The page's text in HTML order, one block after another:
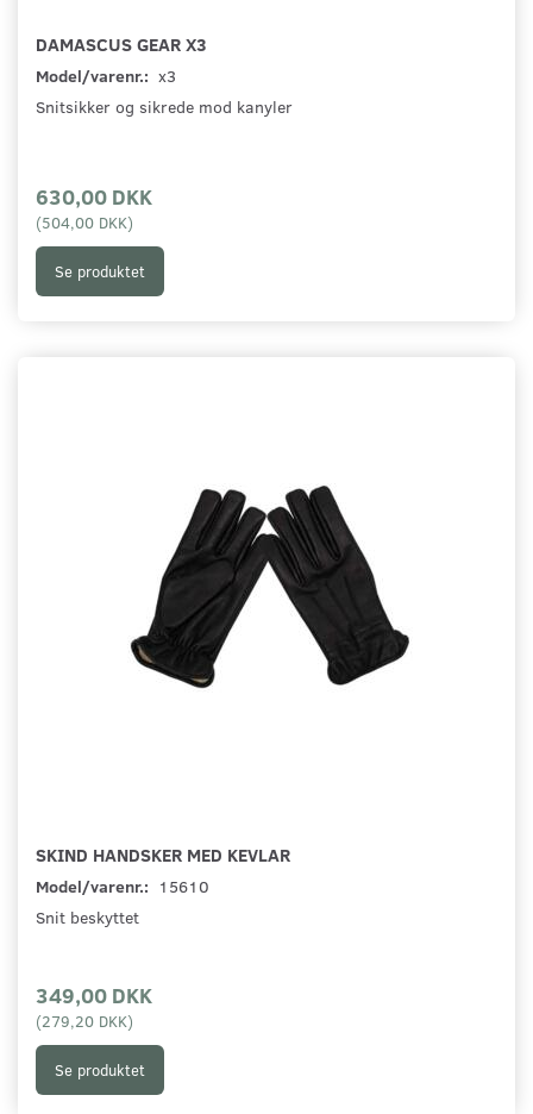
DAMASCUS GEAR X3
Model/varenr.: x3
Snitsikker og sikrede mod kanyler
630,00 DKK
(504,00 DKK)
Se produktet
SKIND HANDSKER MED KEVLAR
Model/varenr.: 15610
Snit beskyttet
349,00 DKK
(279,20 DKK)
Se produktet